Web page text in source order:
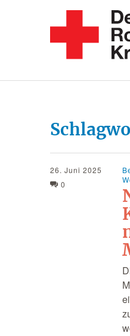
26. Juni 2025
0